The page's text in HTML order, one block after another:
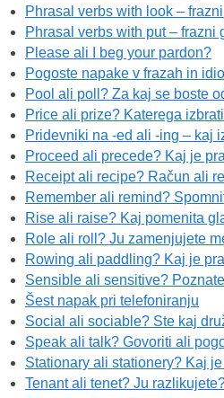
Phrasal verbs with look –
Phrasal verbs with put – frazni
Please ali I beg your pardon?
Pogoste napake v frazah in
Pool ali poll? Za kaj se boste
Price ali prize? Katerega
Pridevniki na -ed ali -ing – kaj
Proceed ali precede? Kaj je
Receipt ali recipe? Račun ali
Remember ali remind?
Rise ali raise? Kaj pomenita
Role ali roll? Ju zamenjujete
Rowing ali paddling? Kaj je
Sensible ali sensitive?
Šest napak pri telefoniranju
Social ali sociable? Ste kaj
Speak ali talk? Govoriti ali
Stationary ali stationery? Kaj
Tenant ali tenet? Ju